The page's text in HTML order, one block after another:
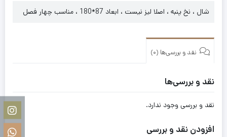
شال ، نخ پنبه ، اصلا لیز نیست ، ابعاد 87*180 ، مناسب چهار فصل
نقد و بررسی‌ها (0)
نقد و بررسی‌ها
نقد و بررسی وجود ندارد.
افزودن نقد و بررسی